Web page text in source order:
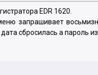
EDR 1620.
запрашивает
сбросилась а пароль